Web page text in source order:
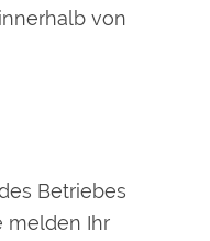
von
Betriebes
melden Ihr